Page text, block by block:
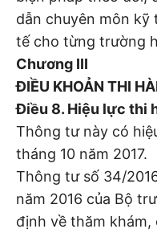
dẫn chuyên môn kỹ
tế cho từng trường
Chương III
ĐIỀU KHOẢN THI
Điều 8. Hiệu lực thi
Thông tư này có
tháng 10 năm 2017.
Thông tư số 34/
năm 2016 của Bộ
định về thăm